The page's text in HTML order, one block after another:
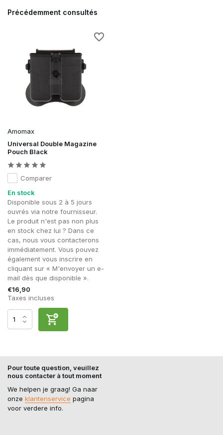
Précédemment consultés
Amomax
Universal Double Magazine
Pouch Black
Comparer
En stock
Disponible sous 2 à 5 jours
ouvrés via notre fournisseur.
Le produit n'est pas non plus
en stock chez lui ? Dans ce
cas, nous vous contacterons
immédiatement. Vous pouvez
également vous inscrire en
cliquant sur « M'envoyer un e-
mail dès que disponible ».
€16,90
Taxes incluses
Pour toute question, veuillez
nous contacter à tout moment
We helpen je graag! Ga naar
onze klantenservice pagina
voor verdere info.